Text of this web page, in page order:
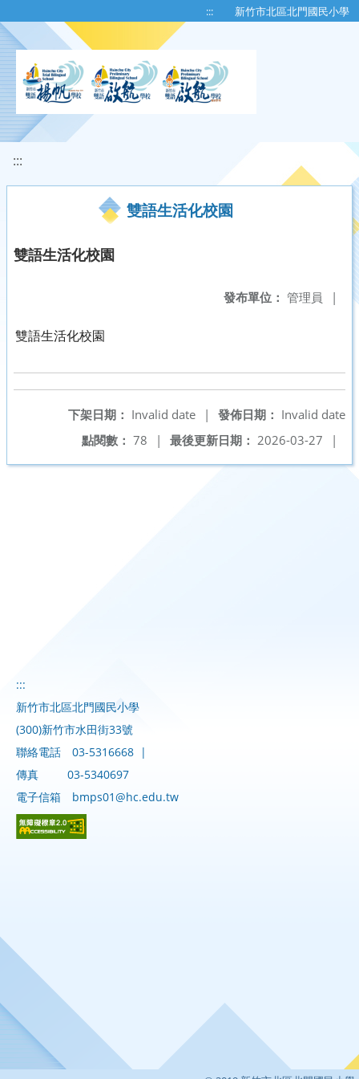
::: 新竹市北區北門國民小學
:::
雙語生活化校園
雙語生活化校園
發布單位： 管理員 |
雙語生活化校園
發佈日期： Invalid date
下架日期： Invalid date
|
最後更新日期： 2026-03-27 |
點閱數： 78 |
:::
新竹市北區北門國民小學
(300)新竹市水田街33號
聯絡電話
03-5316668 |
傳真
03-5340697
電子信箱
bmps01@hc.edu.tw